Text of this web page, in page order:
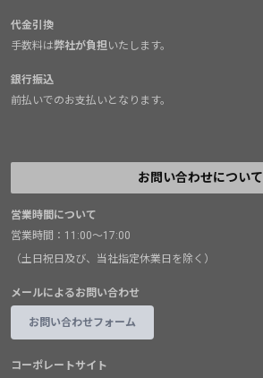
代金引換
手数料は弊社が負担いたします。
銀行振込
前払いでのお支払いとなります。
お問い合わせについて
営業時間について
営業時間：11:00～17:00
（土日祝日及び、当社指定休業日を除く）
メールによるお問い合わせ
お問い合わせフォーム
コーポレートサイト